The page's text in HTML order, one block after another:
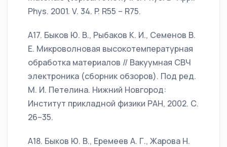
Phys. 2001. V. 34. P. R55 – R75.
А17. Быков Ю. В., Рыбаков К. И., Семенов В.
Е. Микроволновая высокотемпературная
обработка материалов // Вакуумная СВЧ
электроника (сборник обзоров). Под ред.
М. И. Петелина. Нижний Новгород:
Институт прикладной физики РАН, 2002. С.
26–35.
А18. Быков Ю. В., Еремеев А. Г., Жарова Н.